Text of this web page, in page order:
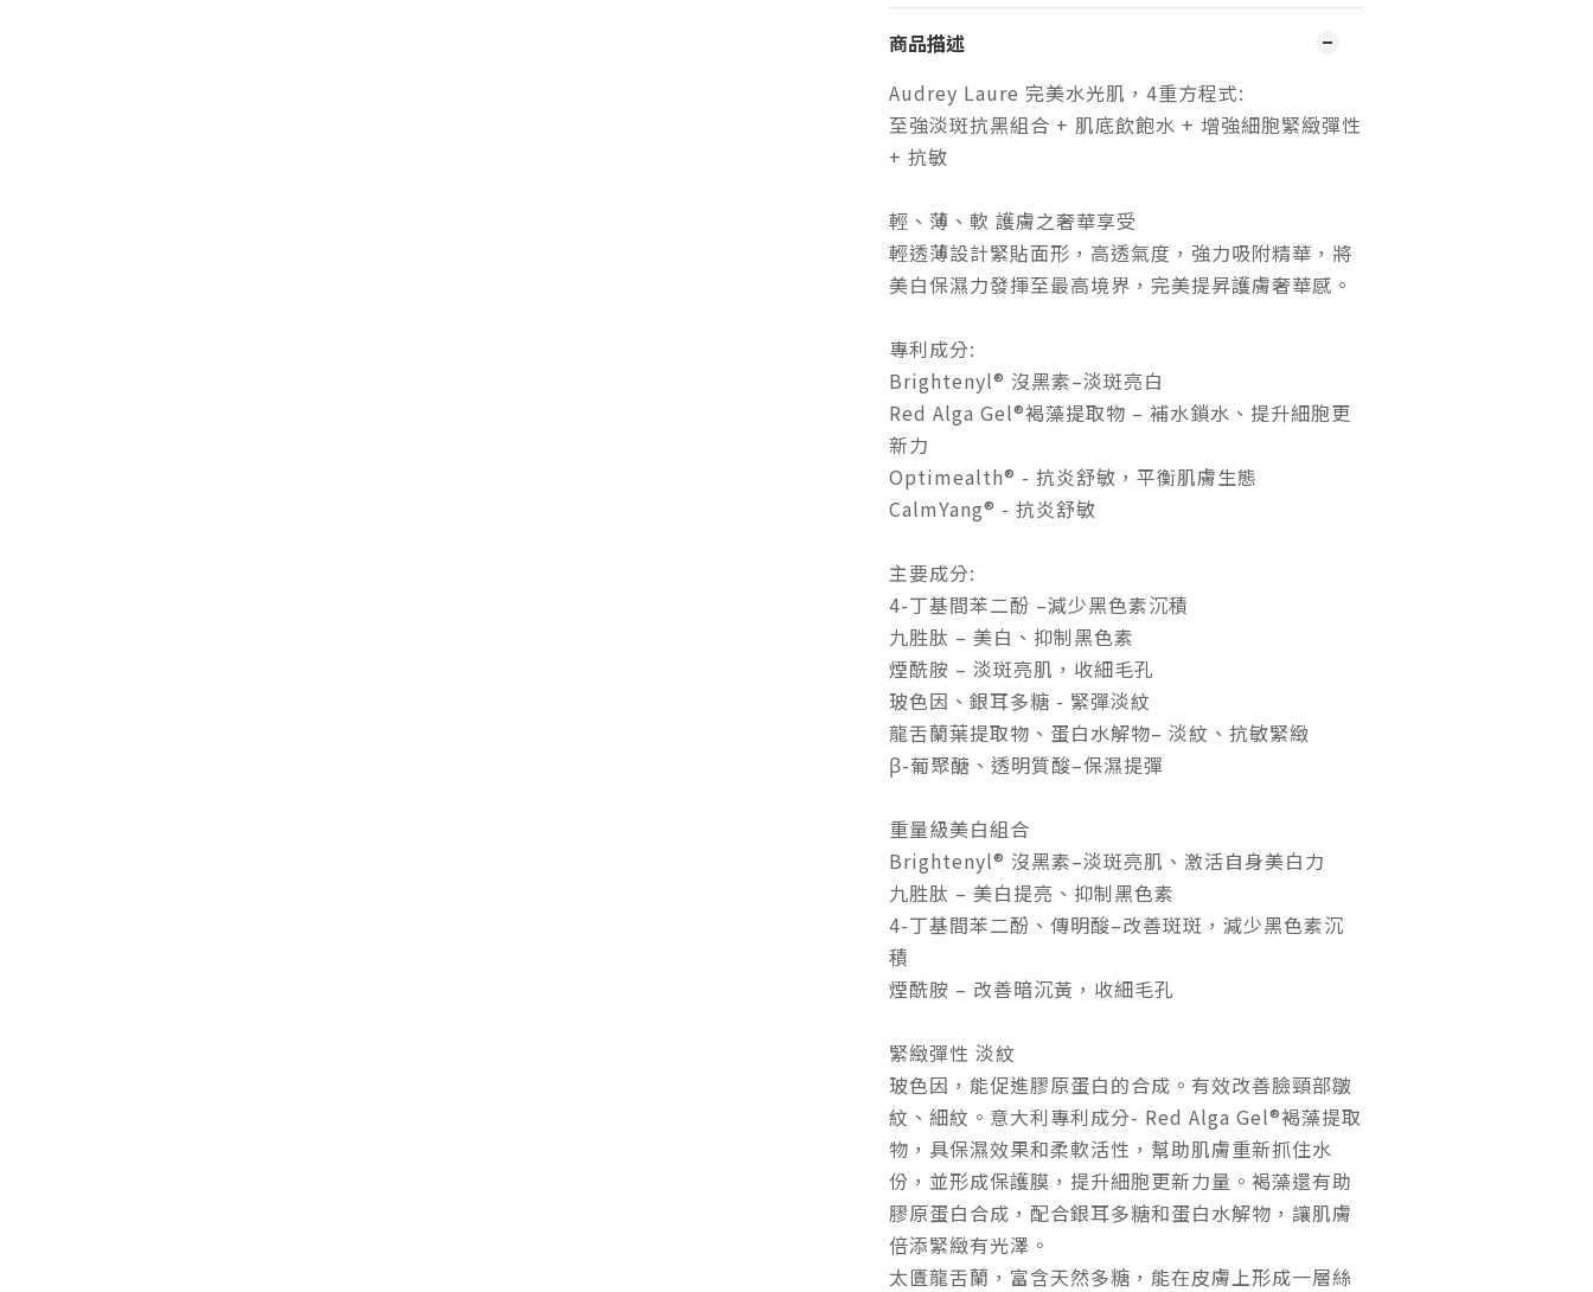
商品描述
Audrey Laure 完美水光肌，4重方程式:
至強淡斑抗黑組合 + 肌底飲飽水 + 增強細胞緊緻彈性
+ 抗敏
輕、薄、軟 護膚之奢華享受
輕透薄設計緊貼面形，高透氣度，強力吸附精華，將
美白保濕力發揮至最高境界，完美提昇護膚奢華感。
專利成分:
Brightenyl® 沒黑素–淡斑亮白
Red Alga Gel®褐藻提取物 – 補水鎖水、提升細胞更
新力
Optimealth® - 抗炎舒敏，平衡肌膚生態
CalmYang® - 抗炎舒敏
主要成分:
4-丁基間苯二酚 –減少黑色素沉積
九胜肽 – 美白、抑制黑色素
煙酰胺 – 淡斑亮肌，收細毛孔
玻色因、銀耳多糖 - 緊彈淡紋
龍舌蘭葉提取物、蛋白水解物– 淡紋、抗敏緊緻
β-葡聚醣、透明質酸–保濕提彈
重量級美白組合
Brightenyl® 沒黑素–淡斑亮肌、激活自身美白力
九胜肽 – 美白提亮、抑制黑色素
4-丁基間苯二酚、傳明酸–改善斑斑，減少黑色素沉
積
煙酰胺 – 改善暗沉黃，收細毛孔
緊緻彈性 淡紋
玻色因，能促進膠原蛋白的合成。有效改善臉頸部皺
紋、細紋。意大利專利成分- Red Alga Gel®褐藻提取
物，具保濕效果和柔軟活性，幫助肌膚重新抓住水
份，並形成保護膜，提升細胞更新力量。褐藻還有助
膠原蛋白合成，配合銀耳多糖和蛋白水解物，讓肌膚
倍添緊緻有光澤。
太匱龍舌蘭，富含天然多糖，能在皮膚上形成一層絲